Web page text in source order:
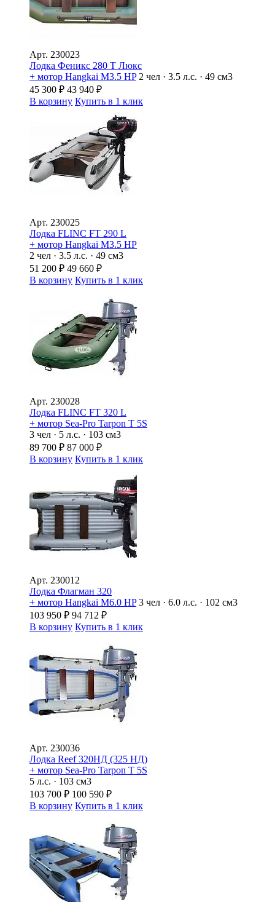
Арт. 230023
Лодка Феникс 280 Т Люкс
+ мотор Hangkai M3.5 HP 2 чел · 3.5 л.с. · 49 см3
45 300 ₽ 43 940 ₽
В корзину Купить в 1 клик
Арт. 230025
Лодка FLINC FТ 290 L
+ мотор Hangkai M3.5 HP
2 чел · 3.5 л.с. · 49 см3
51 200 ₽ 49 660 ₽
В корзину Купить в 1 клик
Арт. 230028
Лодка FLINC FТ 320 L
+ мотор Sea-Pro Tarpon Т 5S
3 чел · 5 л.с. · 103 см3
89 700 ₽ 87 000 ₽
В корзину Купить в 1 клик
Арт. 230012
Лодка Флагман 320
+ мотор Hangkai M6.0 HP 3 чел · 6.0 л.с. · 102 см3
103 950 ₽ 94 712 ₽
В корзину Купить в 1 клик
Арт. 230036
Лодка Reef 320НД (325 НД)
+ мотор Sea-Pro Tarpon Т 5S
5 л.с. · 103 см3
103 700 ₽ 100 590 ₽
В корзину Купить в 1 клик